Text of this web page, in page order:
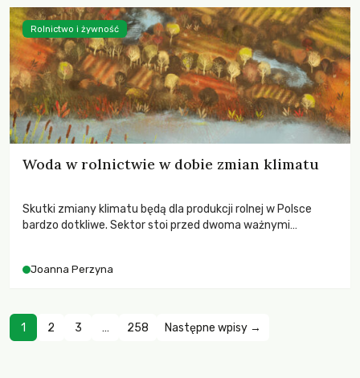
Woda w rolnictwie w dobie zmian klimatu
Skutki zmiany klimatu będą dla produkcji rolnej w Polsce
bardzo dotkliwe. Sektor stoi przed dwoma ważnymi
zachodzących zmian klimatycznych. Wymagać to będzie
Joanna Perzyna
Rolnictwo i żywność
1 2 3 … 258 Następne wpisy →